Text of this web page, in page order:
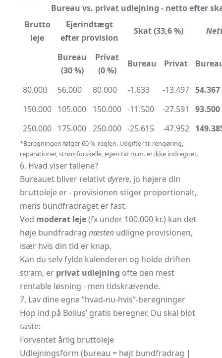
Bureau vs. privat udlejning - netto efter
Brutto
leje
Ejerindtægt
efter provision
Skat (33,6 %)
Bureau
(30 %)
Privat
(0 %)
Bureau Privat
80.000 56.000 80.000 -1.633 -13.497 54.367
150.000 105.000 150.000 -11.500 -27.591
93.500
250.000 175.000 250.000 -25.615 -47.952
*Beregningen følger 60 %-reglen. Udgifter til rengøring,
reparationer, strømforskelle, egen tid m.m. er ikke indregnet.
6. Hvad viser tallene?
Bureauet bliver relativtdyrere, jo højere din
bruttoleje er - provisionen stiger proportionalt,
mens bundfradraget er fast.
Ved moderat leje(fx under 100.000 kr.) kan det
høje bundfradrag næsten udligne provisionen,
især hvis din tid er knap.
Kan du selv fylde kalenderen og holde driften
stram, er privat udlejning ofte den mest
rentable løsning - men tidskrævende.
7. Lav dine egne “hvad-nu-hvis”-beregninger
Hop ind på Bolius’ gratis beregner. Du skal blot
taste:
Forventet årlig bruttoleje
Udlejningsform (bureau = højt bundfradrag |